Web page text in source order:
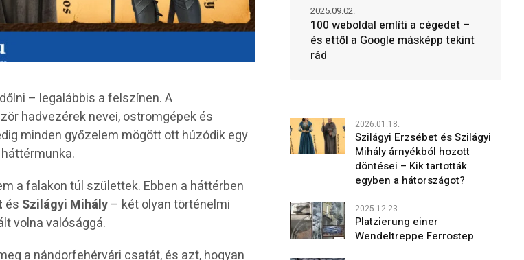
– legalábbis a felszínen. A
hadvezérek nevei, ostromgépek és
minden győzelem mögött ott húzódik egy
a falakon túl születtek. Ebben a háttérben
és Szilágyi Mihály– két olyan történelmi
volna valósággá.
a nándorfehérvári csatát, és azt, hogyan
100 weboldal említi a cégedet –
és ettől a Google másképp tekint
rád
2025.09.02.
2026.01.18.
Szilágyi Erzsébet és Szilágyi
Mihály árnyékból hozott
döntései – Kik tartották
egyben a hátországot?
2025.12.23.
Platzierung einer
Wendeltreppe Ferrostep